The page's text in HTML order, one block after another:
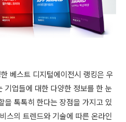
베스트 디지털에이전시 랭킹은 우
기업들에 대한 다양한 정보를 한 눈
을 톡톡히 한다는 장점을 가지고 있
스의 트렌드와 기술에 따른 온라인